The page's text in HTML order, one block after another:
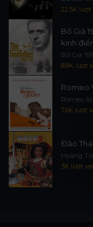
22.5K lượt
Bố Già
kinh
Bố Già
8.8K lượt
Romeo
Romeo
7.6K lượt
Đào
Hoàng
3K lượt